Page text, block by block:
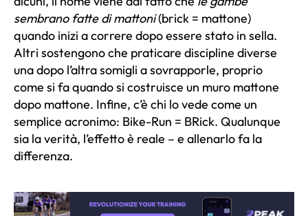
sembrano fatte di mattoni(brick = mattone)
quando inizi a correre dopo essere stato in sella.
Altri sostengono che praticare discipline diverse
una dopo l’altra somigli a sovrapporle, proprio
come si fa quando si costruisce un muro mattone
dopo mattone. Infine, c’è chi lo vede come un
semplice acronimo: Bike-Run = BRick. Qualunque
sia la verità, l’effetto è reale – e allenarlo fa la
differenza.